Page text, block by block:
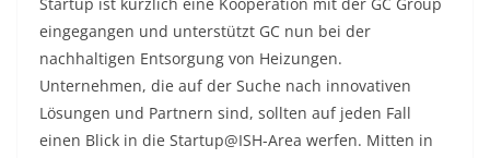
Startup ist kürzlich eine Kooperation mit der GC Group
eingegangen und unterstützt GC nun bei der
nachhaltigen Entsorgung von Heizungen.
Unternehmen, die auf der Suche nach innovativen
Lösungen und Partnern sind, sollten auf jeden Fall
einen Blick in die Startup@ISH-Area werfen. Mitten in